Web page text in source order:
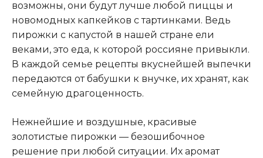
возможны, они будут лучше любой пиццы и
новомодных капкейков с тартинками. Ведь
пирожки с капустой в нашей стране ели
веками, это еда, к которой россияне привыкли.
В каждой семье рецепты вкуснейшей выпечки
передаются от бабушки к внучке, их хранят, как
семейную драгоценность.
Нежнейшие и воздушные, красивые
золотистые пирожки — безошибочное
решение при любой ситуации. Их аромат